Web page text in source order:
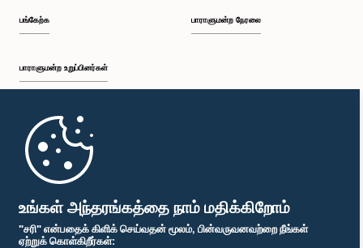
உங்கள் அந்தரங்கத்தை நாம் மதிக்கிறோம்
"சரி" என்பதைக் கிளிக் செய்வதன் மூலம், பின்வருவனவற்றை நீங்கள்
ஏற்றுக் கொள்கிறீர்கள்:
பங்கேற்க
பாராளுமன்ற உறுப்பினர்கள்
முதற்பக்கம்
பாராளுமன்ற நேரலை
பாராளுமன்ற கையடக்க செயலி